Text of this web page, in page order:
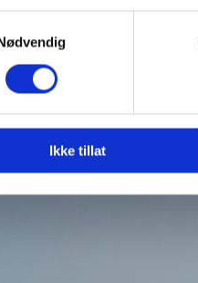
Ikke tillat